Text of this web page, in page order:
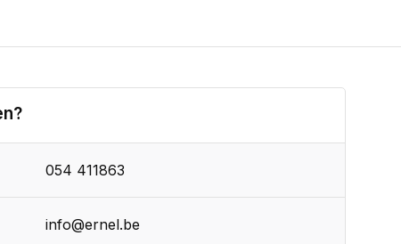
054 411863
info@ernel.be